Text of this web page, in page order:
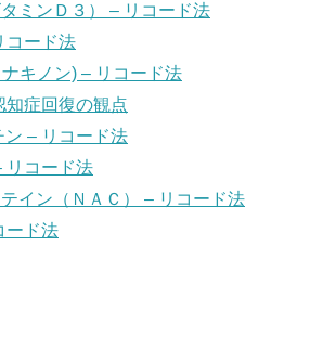
ミンＤ３） – リコード法
コード法
キノン) – リコード法
知症回復の観点
– リコード法
リコード法
イン（ＮＡＣ） – リコード法
ード法